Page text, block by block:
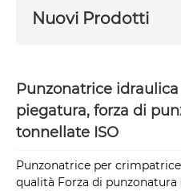
Nuovi Prodotti
Punzonatrice
piegatura, forza di
tonnellate ISO
Punzonatrice per
qualità Forza di punzonatura